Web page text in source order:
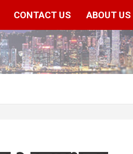
CONTACT US ABOUT US